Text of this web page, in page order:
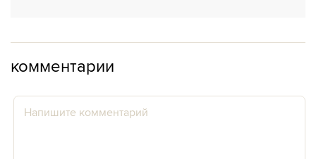
комментарии